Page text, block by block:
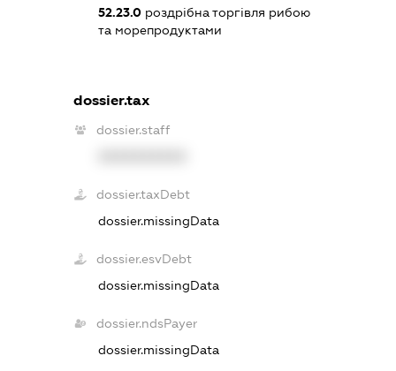
52.23.0роздрібна торгівля рибою
та морепродуктами
dossier.tax
dossier.staff
dossier.taxDebt
dossier.missingData
dossier.esvDebt
dossier.missingData
dossier.ndsPayer
dossier.missingData